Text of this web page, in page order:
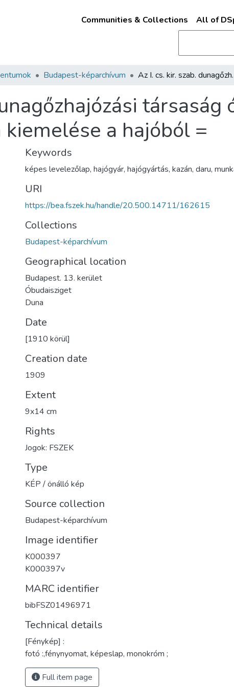
Communities & Collections All of
Budapest-képarchívum Az I. cs. kir. szab.
társaság
kiemelése a hajóból =
Keywords
képes levelezőlap, hajógyár, hajógyártás, kazán, daru,
URI
https://bea.fszek.hu/handle/20.500.14711/162615
Collections
Budapest-képarchívum
Geographical location
Budapest. 13. kerület
Óbudaisziget
Duna
Date
[1910 körül]
Creation date
1909
Extent
9x14 cm
Rights
Jogok: FSZEK
Type
KÉP / önálló kép
Source collection
Budapest-képarchívum
Image identifier
K000397
K000397v
MARC identifier
bibFSZ01496971
Technical details
[Fénykép] :
fotó :,fénynyomat, képeslap, monokróm ;
Full item page